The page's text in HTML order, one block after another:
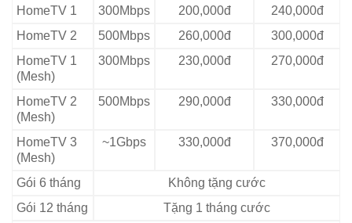
HomeTV 1 300Mbps 200,000đ
240,000đ
HomeTV 2
500Mbps 260,000đ
300,000đ
HomeTV 1
(Mesh)
300Mbps 230,000đ 270,000đ
HomeTV 2
(Mesh)
500Mbps 290,000đ 330,000đ
HomeTV 3
(Mesh)
~1Gbps 330,000đ 370,000đ
Gói 6 tháng
Không tặng cước
Gói 12 tháng
Tặng 1 tháng cước